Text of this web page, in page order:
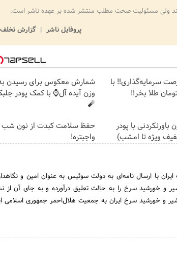
ولی مسئولیت صحت مطلب منتشر شده بر عهده ناشر است.
پروفایل ناشر
گزارش تخلف
سرمایه‌گذاری‼️ با
شمارش معکوس برای رسیدن
وزن آیده آل⌚ با کمک پودر
🧨
با پودر
ویژه تا امشب)
حفظ سلامت کبدت از نون شب
واجبتره!
انقلاب‌‌اسلامی و در سال 1359 دولت ایران با ارسال نامه‌ای به دولت سوئیس به عنوان امین و
شیر و خورشید سرخ را به حالت تعلیق درآورده و به جای آن از
و خورشید سرخ ایران به جمعیت هلال‌احمر جمهوری اسلامی